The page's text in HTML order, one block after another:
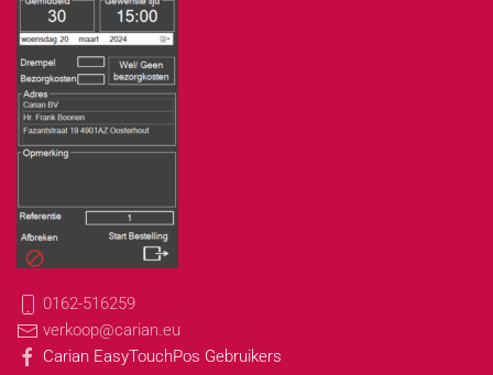
0162-516259
verkoop@carian.eu
Carian EasyTouchPos Gebruikers